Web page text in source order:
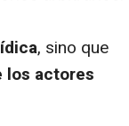
, sino que
los actores